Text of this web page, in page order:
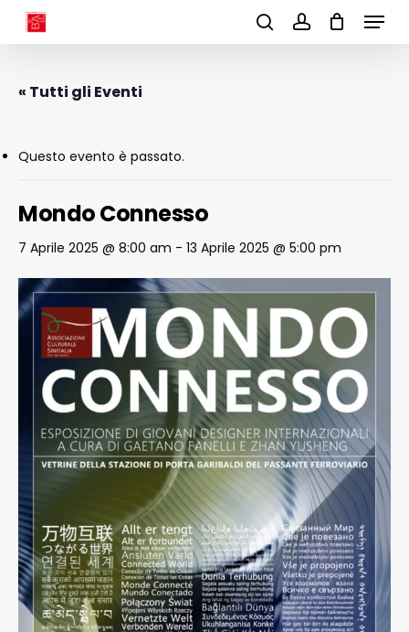
searchaccount
Menu
« Tutti gli Eventi
Questo evento è passato.
Mondo Connesso
7 Aprile 2025 @ 8:00 am - 13 Aprile 2025 @ 5:00 pm